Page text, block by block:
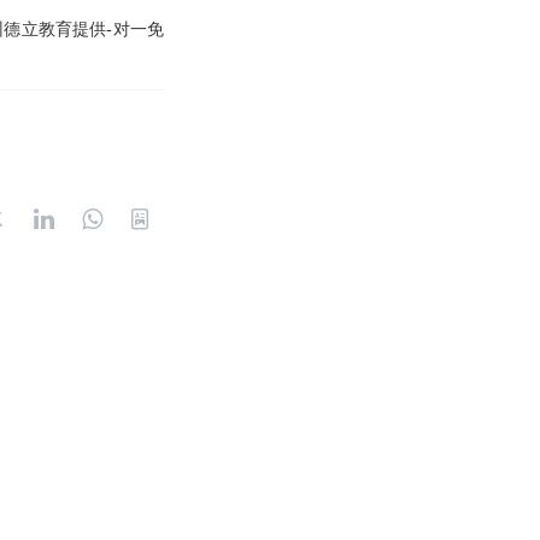
德立教育提供-对一免